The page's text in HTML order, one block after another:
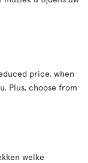
price, when
Plus, choose from
welke